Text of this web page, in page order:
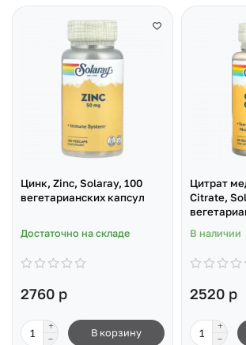
Цинк, Zinc, Solaray, 100
вегетарианских капсул
Достаточно на складе
2760 р
В корзину
Цитрат
Citrate,
В наличии
2520 р